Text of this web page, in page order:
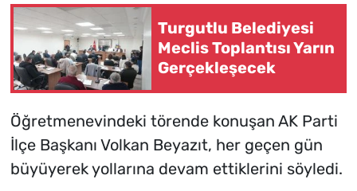
Turgutlu Belediyesi
Meclis Toplantısı Yarın
Gerçekleşecek
Öğretmenevindeki törende konuşan AK Parti
İlçe Başkanı Volkan Beyazıt, her geçen gün
büyüyerek yollarına devam ettiklerini söyledi.